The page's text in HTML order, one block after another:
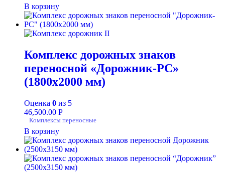
В корзину
Комплекс дорожных знаков
переносной «Дорожник-РС»
(1800х2000 мм)
Оценка 0 из 5
46,500.00 Р
Комплексы переносные
В корзину